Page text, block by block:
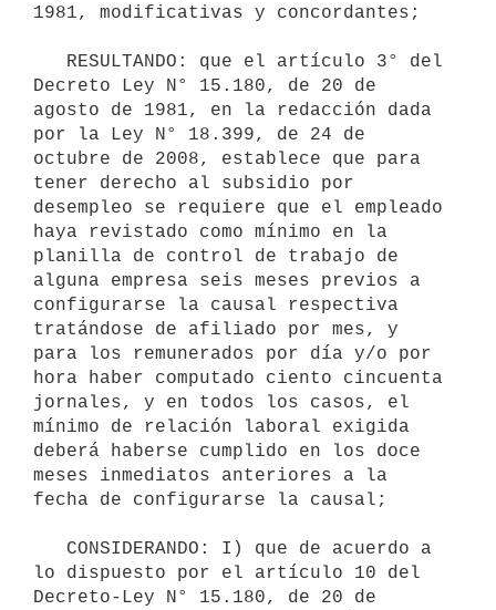
1981, modificativas y concordantes;
Decreto Ley N° 15.180, de 20 de
agosto de 1981, en la redacción dada
por la Ley N° 18.399, de 24 de
octubre de 2008, establece que para
tener derecho al subsidio por
desempleo se requiere que el empleado
haya revistado como mínimo en la
planilla de control de trabajo de
alguna empresa seis meses previos a
configurarse la causal respectiva
tratándose de afiliado por mes, y
para los remunerados por día y/o por
hora haber computado ciento cincuenta
jornales, y en todos los casos, el
mínimo de relación laboral exigida
deberá haberse cumplido en los doce
meses inmediatos anteriores a la
fecha de configurarse la causal;
lo dispuesto por el artículo 10 del
Decreto-Ley N° 15.180, de 20 de